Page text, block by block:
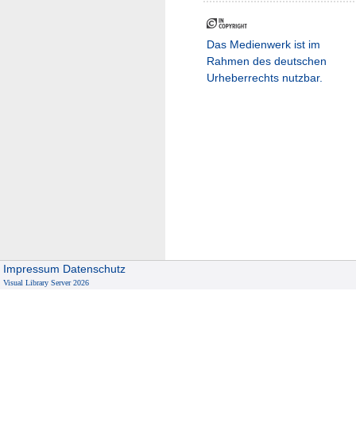
Das Medienwerk ist im
Rahmen des deutschen
Urheberrechts nutzbar.
Impressum Datenschutz
Visual Library Server 2026